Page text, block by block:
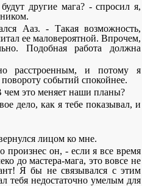
другие мага? - спросил я,
Ааз. - Такая возможность,
ее маловероятной. Впрочем,
Подобная работа должна
расстроенным, и потому я
событий спокойнее.
чем это меняет наши планы?
дело, как я тебе показывал, и
лицом ко мне.
он, - если я все время
до мастера-мага, это вовсе не
Я бы не связывался с этим
тебя недостаточно умелым для